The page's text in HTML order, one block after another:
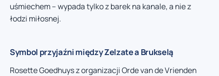
uśmiechem – wypada tylko z barek na kanale, a nie z
łodzi miłosnej.
Symbol przyjaźni między Zelzate a Brukselą
Rosette Goedhuys z organizacji Orde van de Vrienden